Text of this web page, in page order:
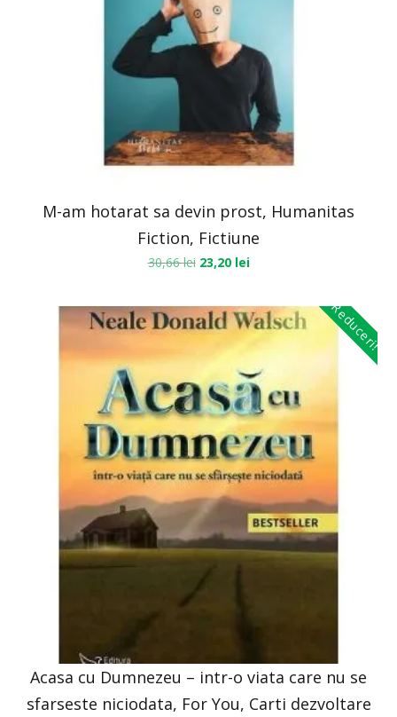
M-am hotarat sa devin prost, Humanitas
Fiction, Fictiune
30,66lei 23,20 lei
Reduceri!
Acasa cu Dumnezeu – intr-o viata care nu se
sfarseste niciodata, For You, Carti dezvoltare